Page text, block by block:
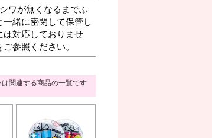
ワが無くなるまでふ
緒に密閉して保管し
は対応しておりませ
ご参照ください。
関連する商品の一覧です